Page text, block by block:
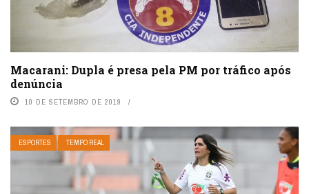
Macarani: Dupla é presa pela PM por tráfico após
denúncia
10 DE SETEMBRO DE 2019
ESPORTES TEMPO REAL